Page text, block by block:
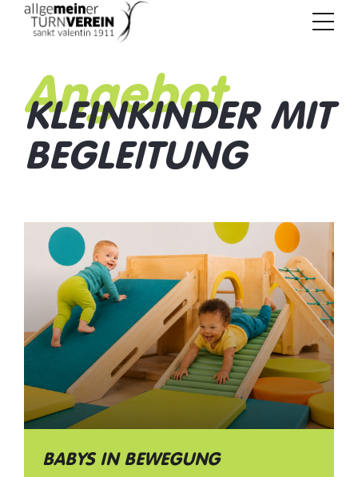
Angebot
KLEINKINDER MIT
BEGLEITUNG
BABYS IN BEWEGUNG